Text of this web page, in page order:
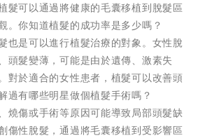
髮可以通過將健康的毛囊移植到脫髮區
。你知道植髮的成功率是多少嗎？
也是可以進行植髮治療的對象。女性脫
頭髮變薄，可能是由於遺傳、激素失
對於適合的女性患者，植髮可以改善頭
過有哪些明星做個植髮手術嗎？
燒傷或手術等原因可能導致局部頭髮缺
傷性脫髮，通過將毛囊移植到受影響區